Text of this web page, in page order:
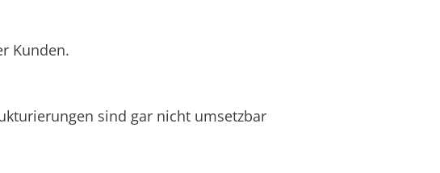
Kunden.
sind gar nicht umsetzbar